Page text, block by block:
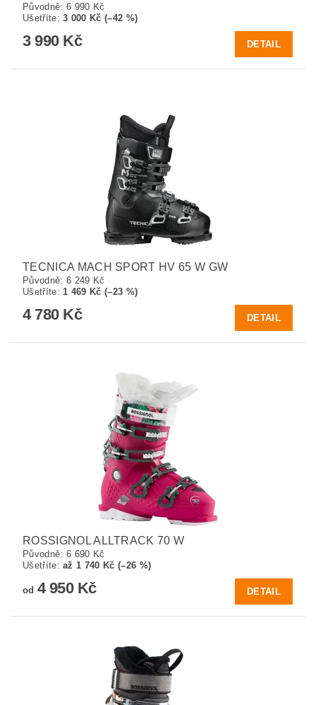
Původně: 6 990 Kč
Ušetříte:3 000 Kč (–42 %)
3 990 Kč DETAIL
TECNICA MACH SPORT HV 65 W GW
Původně: 6 249 Kč
Ušetříte:1 469 Kč (–23 %)
4 780 Kč DETAIL
ROSSIGNOL ALLTRACK 70 W
Původně: 6 690 Kč
Ušetříte:až 1 740 Kč (–26 %)
od 4 950 Kč DETAIL